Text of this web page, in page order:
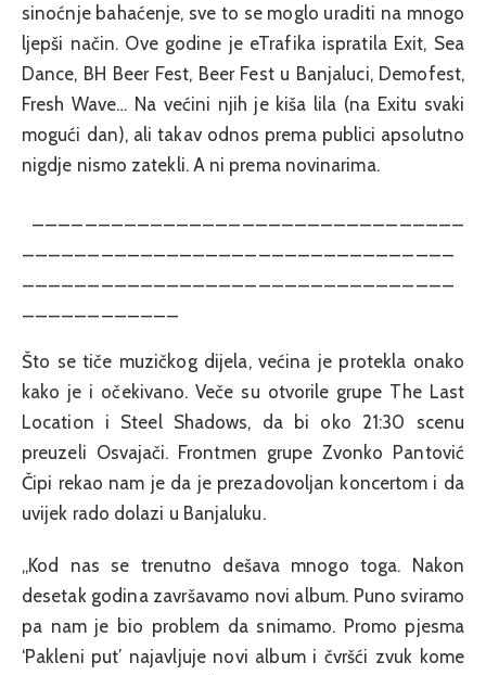
sinoćnje bahaćenje, sve to se moglo uraditi na mnogo
ljepši način. Ove godine je eTrafika ispratila Exit, Sea
Dance, BH Beer Fest, Beer Fest u Banjaluci, Demofest,
Fresh Wave… Na većini njih je kiša lila (na Exitu svaki
mogući dan), ali takav odnos prema publici apsolutno
nigdje nismo zatekli. A ni prema novinarima.
Što se tiče muzičkog dijela, većina je protekla onako
kako je i očekivano. Veče su otvorile grupe The Last
Location i Steel Shadows, da bi oko 21:30 scenu
preuzeli Osvajači. Frontmen grupe Zvonko Pantović
Čipi rekao nam je da je prezadovoljan koncertom i da
uvijek rado dolazi u Banjaluku.
„Kod nas se trenutno dešava mnogo toga. Nakon
desetak godina završavamo novi album. Puno sviramo
pa nam je bio problem da snimamo. Promo pjesma
‘Pakleni put’ najavljuje novi album i čvršći zvuk kome